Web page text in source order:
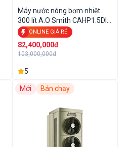
Máy nước nóng bơm nhiệt
300 lít A.O Smith CAHP1.5DI-
80-6-WONLINE GIÁ RẺ
82,400,000đ
103,000,000đ
5
Mới Bán chạy